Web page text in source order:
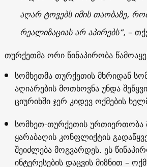
აღარ ტოვებს იმის თაობაზე,
რეალიზაციას არ აპირებს“, –
თურქეთმა ორი წინაპირობა
სომხეთმა თურქეთის მხრიდან
აღიარების მოთხოვნა უნდა
ციურიხში ჯერ კიდევ ოქმების
სომხეთ-თურქეთის
ყარაბაღის კონფლიქტის
შეიძლება მოგვარდეს. ეს
ინტერესების დაცვის მიზნით –